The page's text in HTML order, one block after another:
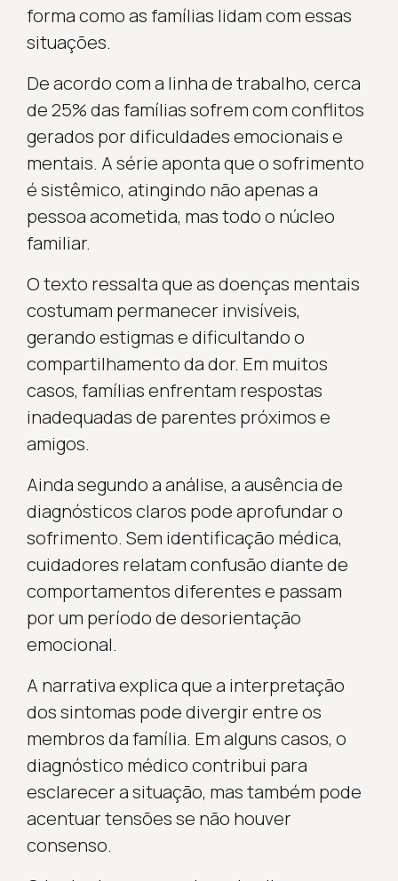
forma como as famílias lidam com essas
situações.
De acordo com a linha de trabalho, cerca
de 25% das famílias sofrem com conflitos
gerados por dificuldades emocionais e
mentais. A série aponta que o sofrimento
é sistêmico, atingindo não apenas a
pessoa acometida, mas todo o núcleo
familiar.
O texto ressalta que as doenças mentais
costumam permanecer invisíveis,
gerando estigmas e dificultando o
compartilhamento da dor. Em muitos
casos, famílias enfrentam respostas
inadequadas de parentes próximos e
amigos.
Ainda segundo a análise, a ausência de
diagnósticos claros pode aprofundar o
sofrimento. Sem identificação médica,
cuidadores relatam confusão diante de
comportamentos diferentes e passam
por um período de desorientação
emocional.
A narrativa explica que a interpretação
dos sintomas pode divergir entre os
membros da família. Em alguns casos, o
diagnóstico médico contribui para
esclarecer a situação, mas também pode
acentuar tensões se não houver
consenso.